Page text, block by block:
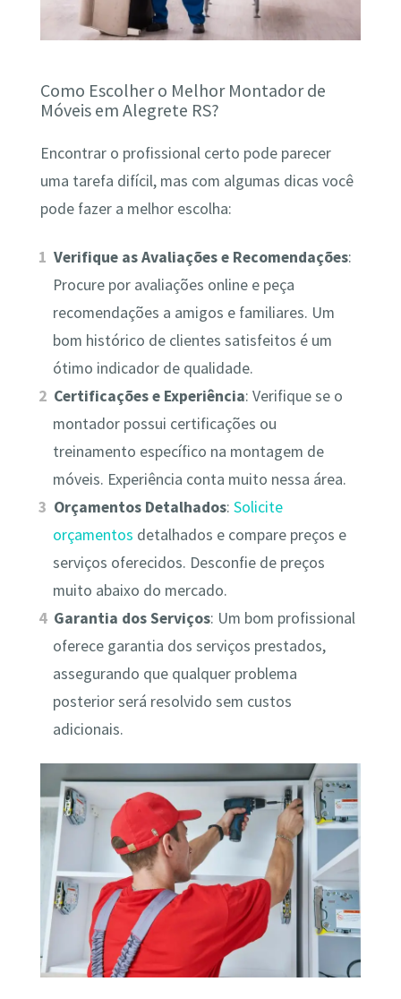
Como Escolher o Melhor Montador de
Móveis em Alegrete RS?
Encontrar o profissional certo pode parecer
uma tarefa difícil, mas com algumas dicas você
pode fazer a melhor escolha:
Verifique as Avaliações e Recomendações:
Procure por avaliações online e peça
recomendações a amigos e familiares. Um
bom histórico de clientes satisfeitos é um
ótimo indicador de qualidade.
Certificações e Experiência: Verifique se o
montador possui certificações ou
treinamento específico na montagem de
móveis. Experiência conta muito nessa área.
Orçamentos Detalhados:Solicite
orçamentos detalhados e compare preços e
serviços oferecidos. Desconfie de preços
muito abaixo do mercado.
Garantia dos Serviços: Um bom profissional
oferece garantia dos serviços prestados,
assegurando que qualquer problema
posterior será resolvido sem custos
adicionais.